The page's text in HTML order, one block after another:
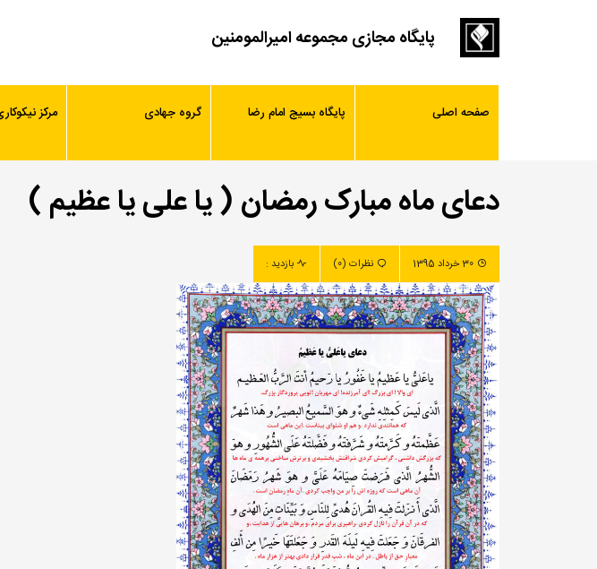
پایگاه مجازی مجموعه امیرالمومنین
صفحه اصلی پایگاه بسیج امام رضا گروه جهادی مرکز
دعای ماه مبارک رمضان ( یا علی یا عظیم )
30 خرداد 1395 نظرات (0) بازدید :